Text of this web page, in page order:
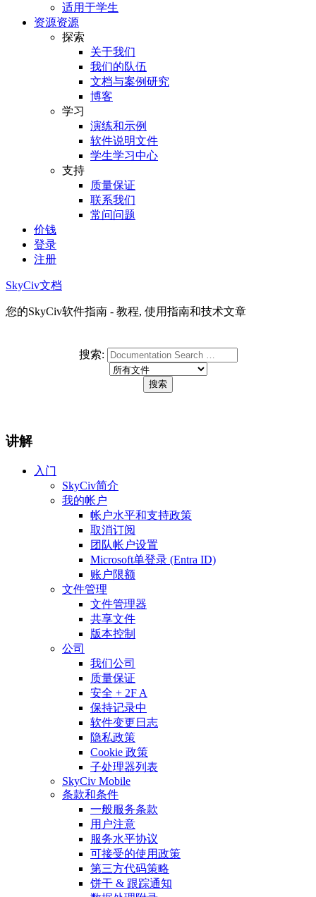
适用于学生
资源资源
探索
关于我们
我们的队伍
文档与案例研究
博客
学习
演练和示例
软件说明文件
学生学习中心
支持
质量保证
联系我们
常问问题
价钱
登录
注册
SkyCiv文档
您的SkyCiv软件指南 - 教程, 使用指南和技术文章
搜索:
讲解
入门
SkyCiv简介
我的帐户
帐户水平和支持政策
取消订阅
团队帐户设置
Microsoft单登录 (Entra ID)
账户限额
文件管理
文件管理器
共享文件
版本控制
公司
我们公司
质量保证
安全 + 2F A
保持记录中
软件变更日志
隐私政策
Cookie 政策
子处理器列表
SkyCiv Mobile
条款和条件
一般服务条款
用户注意
服务水平协议
可接受的使用政策
第三方代码策略
饼干 & 跟踪通知